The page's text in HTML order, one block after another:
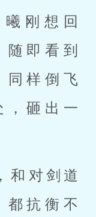
刚想回
即看到
同样倒飞
，砸出一
和对剑道
都抗衡不